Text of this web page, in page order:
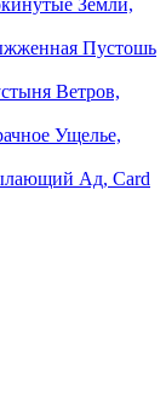
Земли,
Пустошь
Ветров,
Ущелье,
Ад, Card